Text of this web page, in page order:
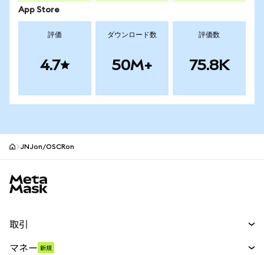
App Store
評価
4.7
ダウンロード数
50M+
評価数
75.8K
JNJon/OSCRon
取引
マネー 新規